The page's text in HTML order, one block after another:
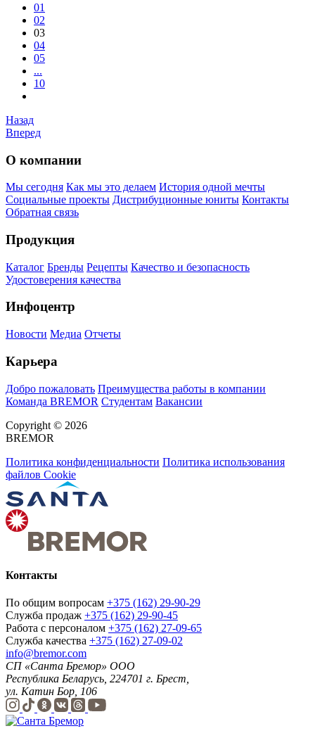
01
02
03
04
05
...
10
Назад
Вперед
О компании
Мы сегодня Как мы это делаем История одной мечты
Социальные проекты Дистрибуционные юниты Контакты
Обратная связь
Продукция
Каталог Бренды Рецепты Качество и безопасность
Удостоверения качества
Инфоцентр
Новости Медиа Отчеты
Карьера
Добро пожаловать Преимущества работы в компании
Команда BREMOR Студентам Вакансии
Copyright © 2026
BREMOR
Политика конфиденциальности Политика использования
файлов Cookie
Контакты
По общим вопросам +375 (162) 29-90-29
Служба продаж +375 (162) 29-90-45
Работа с персоналом +375 (162) 27-09-65
Служба качества +375 (162) 27-09-02
info@bremor.com
СП «Санта Бремор» ООО
Республика Беларусь, 224701 г. Брест,
ул. Катин Бор, 106